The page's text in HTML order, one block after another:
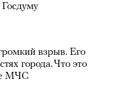
взрыв. Его
города. Что это
МЧС